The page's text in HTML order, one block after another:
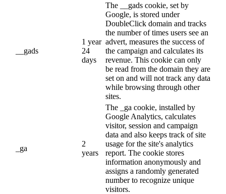
__gads
1 year
24
days
The __gads cookie, set by
Google, is stored under
DoubleClick domain and tracks
the number of times users see an
advert, measures the success of
the campaign and calculates its
revenue. This cookie can only
be read from the domain they are
set on and will not track any data
while browsing through other
sites.
_ga
2
years
The _ga cookie, installed by
Google Analytics, calculates
visitor, session and campaign
data and also keeps track of site
usage for the site's analytics
report. The cookie stores
information anonymously and
assigns a randomly generated
number to recognize unique
visitors.